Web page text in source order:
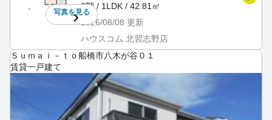
写真を見る
2階 / 1LDK / 42.81㎡
2026/08/08 更新
ハウスコム 北習志野店
Ｓｕｍａｉ－ｔｏ船橋市八木が谷０１
賃貸一戸建て